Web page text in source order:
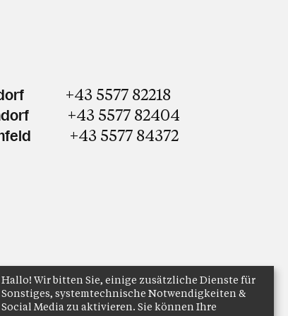
+43 5577 82218
+43 5577 82404
+43 5577 84372
Anmelden
Hallo! Wir bitten Sie, einige zusätzliche Dienste für
Sonstiges, systemtechnische Notwendigkeiten &
Social Media zu aktivieren. Sie können Ihre